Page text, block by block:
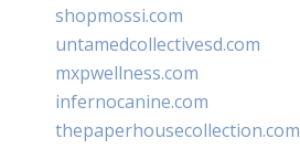
shopmossi.com
untamedcollectivesd.com
mxpwellness.com
infernocanine.com
thepaperhousecollection.com